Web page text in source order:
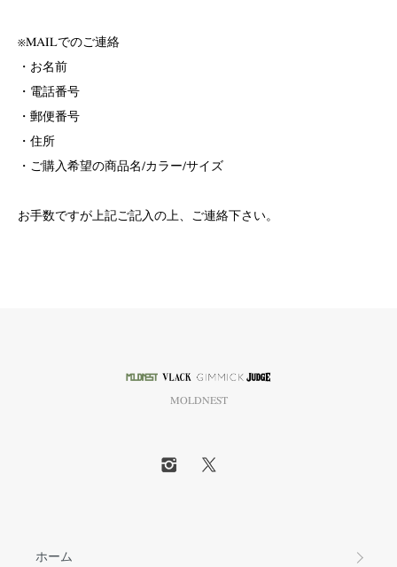
※MAILでのご連絡
・お名前
・電話番号
・郵便番号
・住所
・ご購入希望の商品名/カラー/サイズ
お手数ですが上記ご記入の上、ご連絡下さい。
MOLDNEST
ホーム